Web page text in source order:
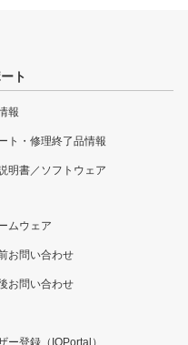
ト
報
ト・修理終了品情報
明書／ソフトウェア
ムウェア
お問い合わせ
お問い合わせ
ー登録（IOPortal）